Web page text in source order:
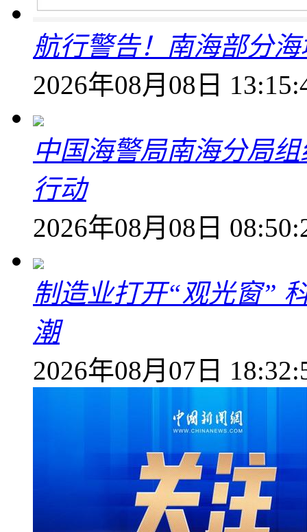
航行警告！南海部分
2026年08月08日
中国海警局南海分局
行动
2026年08月08日
制造业打开“观光窗”
潮
2026年08月07日